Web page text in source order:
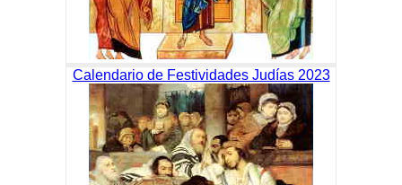
Calendario de Festividades Judías 2023